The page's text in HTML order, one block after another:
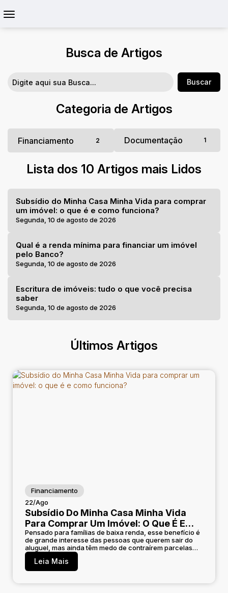
Busca de Artigos
Categoria de Artigos
Financiamento 2 Documentação 1
Lista dos 10 Artigos mais Lidos
Subsídio do Minha Casa Minha Vida para comprar
um imóvel: o que é e como funciona?
Segunda, 10 de agosto de 2026
Qual é a renda mínima para financiar um imóvel
pelo Banco?
Segunda, 10 de agosto de 2026
Escritura de imóveis: tudo o que você precisa
saber
Segunda, 10 de agosto de 2026
Últimos Artigos
Financiamento
22/Ago
Subsídio Do Minha Casa Minha Vida
Para Comprar Um Imóvel: O Que É E
Como Funciona?
Pensado para famílias de baixa renda, esse benefício é
de grande interesse das pessoas que querem sair do
aluguel, mas ainda têm medo de contraírem parcelas
que não caibam no orçamento doméstico.
Leia Mais